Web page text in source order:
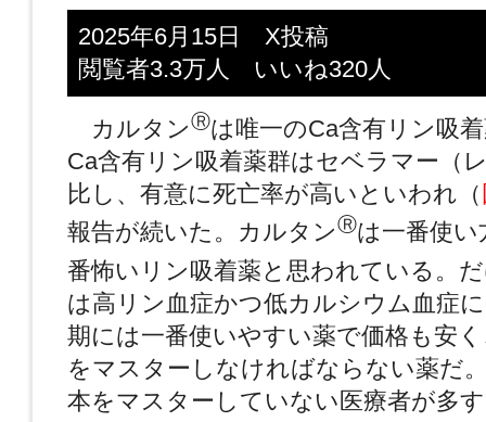
2025年6月15日 X投稿
閲覧者3.3万人 いいね320人
カルタンⓇは唯一のCa含有リン吸
Ca含有リン吸着薬群はセベラマー（
比し、有意に死亡率が高いといわれ（
報告が続いた。カルタンⓇは一番使い
番怖いリン吸着薬と思われている。
は高リン血症かつ低カルシウム血症
期には一番使いやすい薬で価格も安
をマスターしなければならない薬だ
本をマスターしていない医療者が多